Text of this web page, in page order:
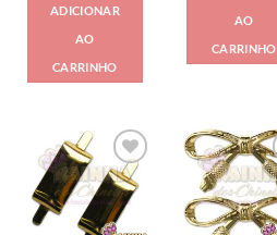
ADICIONAR
AO
CARRINHO
AO
CARRINHO